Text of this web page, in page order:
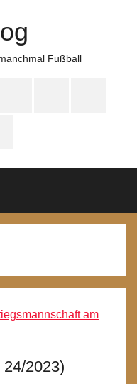
Fußball
2023)